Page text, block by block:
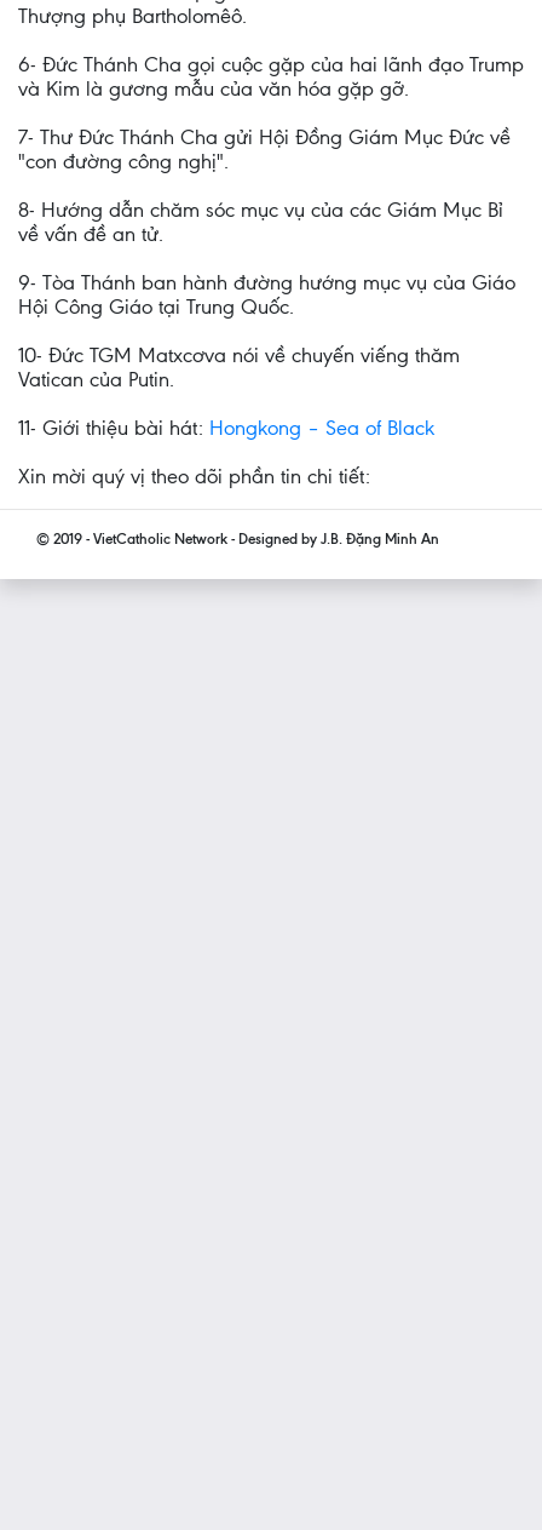
Thượng phụ Bartholomêô.
6- Đức Thánh Cha gọi cuộc gặp của hai lãnh đạo Trump
và Kim là gương mẫu của văn hóa gặp gỡ.
7- Thư Đức Thánh Cha gửi Hội Đồng Giám Mục Đức về
"con đường công nghị".
8- Hướng dẫn chăm sóc mục vụ của các Giám Mục Bỉ
về vấn đề an tử.
9- Tòa Thánh ban hành đường hướng mục vụ của Giáo
Hội Công Giáo tại Trung Quốc.
10- Đức TGM Matxcơva nói về chuyến viếng thăm
Vatican của Putin.
11- Giới thiệu bài hát: Hongkong – Sea of Black
Xin mời quý vị theo dõi phần tin chi tiết:
© 2019 - VietCatholic Network - Designed by J.B. Đặng Minh An